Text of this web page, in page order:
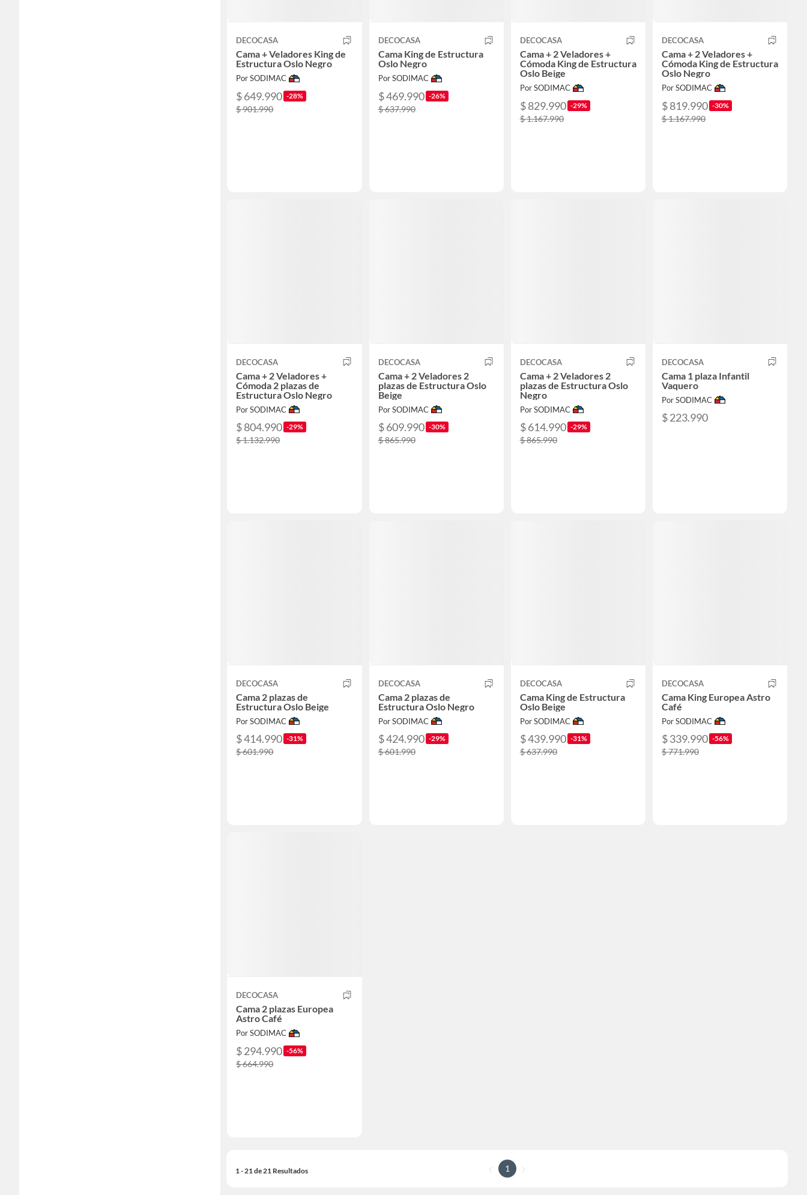
DECOCASA
Cama + Veladores King de
Estructura Oslo Negro
Por SODIMAC
$ 649.990 -28%
$ 901.990
DECOCASA
Cama King de Estructura
Oslo Negro
Por SODIMAC
$ 469.990 -26%
$ 637.990
DECOCASA
Cama + 2 Veladores +
Cómoda King de Estructura
Oslo Beige
Por SODIMAC
$ 829.990 -29%
$ 1.167.990
DECOCASA
Cama + 2 Veladores +
Cómoda King de Estructura
Oslo Negro
Por SODIMAC
$ 819.990 -30%
$ 1.167.990
DECOCASA
Cama + 2 Veladores +
Cómoda 2 plazas de
Estructura Oslo Negro
Por SODIMAC
$ 804.990 -29%
$ 1.132.990
DECOCASA
Cama + 2 Veladores 2
plazas de Estructura Oslo
Beige
Por SODIMAC
$ 609.990 -30%
$ 865.990
DECOCASA
Cama + 2 Veladores 2
plazas de Estructura Oslo
Negro
Por SODIMAC
$ 614.990 -29%
$ 865.990
DECOCASA
Cama 1 plaza Infantil
Vaquero
Por SODIMAC
$ 223.990
DECOCASA
Cama 2 plazas de
Estructura Oslo Beige
Por SODIMAC
$ 414.990 -31%
$ 601.990
DECOCASA
Cama 2 plazas de
Estructura Oslo Negro
Por SODIMAC
$ 424.990 -29%
$ 601.990
DECOCASA
Cama King de Estructura
Oslo Beige
Por SODIMAC
$ 439.990 -31%
$ 637.990
DECOCASA
Cama King Europea Astro
Café
Por SODIMAC
$ 339.990 -56%
$ 771.990
DECOCASA
Cama 2 plazas Europea
Astro Café
Por SODIMAC
$ 294.990 -56%
$ 664.990
1 - 21 de 21 Resultados 1